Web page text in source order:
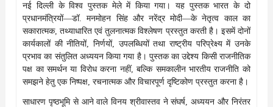
नई दिल्ली के विश्व पुस्तक मेले में किया गया। यह पुस्तक भारत के दो
प्रधानमंत्रियों—डॉ. मनमोहन सिंह और नरेंद्र मोदी—के नेतृत्व काल का
सकारात्मक, तथ्याधारित एवं तुलनात्मक विश्लेषण प्रस्तुत करती है। इसमें दोनों
कार्यकालों की नीतियों, निर्णयों, उपलब्धियों तथा राष्ट्रीय परिप्रेक्ष्य में उनके
प्रभाव का संतुलित अध्ययन किया गया है। पुस्तक का उद्देश्य किसी राजनीतिक
पक्ष का समर्थन या विरोध करना नहीं, बल्कि समकालीन भारतीय राजनीति को
समझने हेतु एक निष्पक्ष, रचनात्मक और विचारपूर्ण दृष्टिकोण प्रस्तुत करना है।
साधारण पृष्ठभूमि से आने वाले विनय श्रीवास्तव ने संघर्ष, अध्ययन और निरंतर